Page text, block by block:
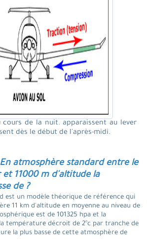
cours de la nuit. apparaissent au lever
dès le début de l'après-midi.
En atmosphère standard entre le
et 11000 m d'altitude la
de ?
est un modèle théorique de référence qui
11 km d'altitude en moyenne au niveau de
est de 101325 hpa et la
température décroit de 2°c par tranche de
la plus basse de cette atmosphère de